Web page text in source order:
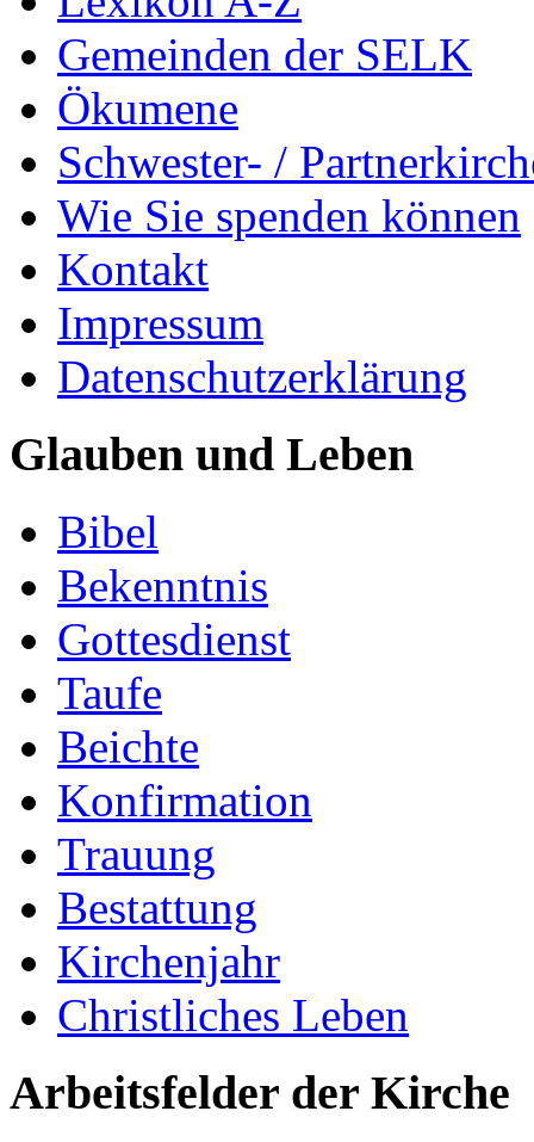
Gemeinden der SELK
Ökumene
Schwester- /
Wie Sie spenden können
Kontakt
Impressum
Datenschutzerklärung
Glauben und Leben
Bibel
Bekenntnis
Gottesdienst
Taufe
Beichte
Konfirmation
Trauung
Bestattung
Kirchenjahr
Christliches Leben
Arbeitsfelder der Kirche